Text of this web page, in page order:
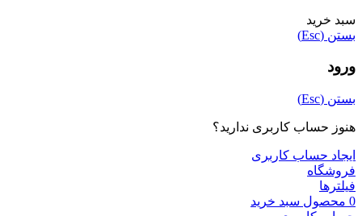
سبد خرید
بستن (Esc)
ورود
بستن (Esc)
هنوز حساب کاربری ندارید؟
ایجاد حساب کاربری
فروشگاه
فیلترها
0 محصول سبد خرید